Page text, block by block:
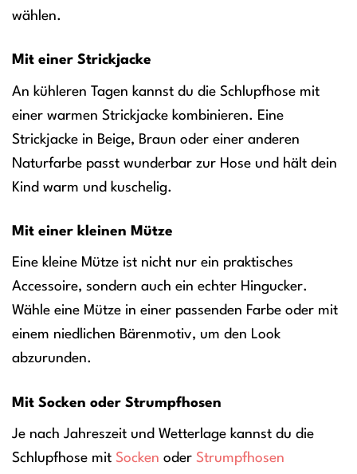
wählen.
Mit einer Strickjacke
An kühleren Tagen kannst du die Schlupfhose mit
einer warmen Strickjacke kombinieren. Eine
Strickjacke in Beige, Braun oder einer anderen
Naturfarbe passt wunderbar zur Hose und hält dein
Kind warm und kuschelig.
Mit einer kleinen Mütze
Eine kleine Mütze ist nicht nur ein praktisches
Accessoire, sondern auch ein echter Hingucker.
Wähle eine Mütze in einer passenden Farbe oder mit
einem niedlichen Bärenmotiv, um den Look
abzurunden.
Mit Socken oder Strumpfhosen
Je nach Jahreszeit und Wetterlage kannst du die
Schlupfhose mit Socken oder Strumpfhosen